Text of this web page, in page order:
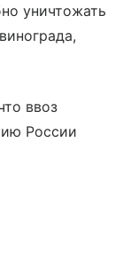
уничтожать
ввоз
России